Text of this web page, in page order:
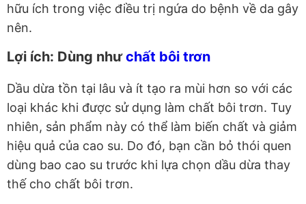
hữu ích trong việc điều trị ngứa do bệnh về da gây
nên.
Lợi ích: Dùng nhưchất bôi trơn
Dầu dừa tồn tại lâu và ít tạo ra mùi hơn so với các
loại khác khi được sử dụng làm chất bôi trơn. Tuy
nhiên, sản phẩm này có thể làm biến chất và giảm
hiệu quả của cao su. Do đó, bạn cần bỏ thói quen
dùng bao cao su trước khi lựa chọn dầu dừa thay
thế cho chất bôi trơn.